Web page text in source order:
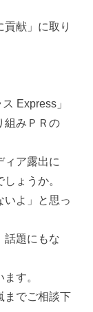
貢献」に取り
Express」
組みＰＲの
ィア露出に
ょうか。
いよ」と思っ
話題にもな
す。
までご相談下